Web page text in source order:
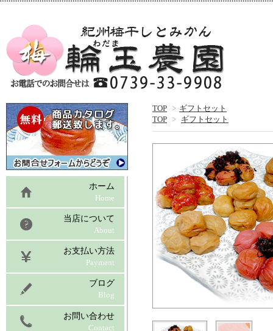
TOP > ギフトセット
TOP > ギフトセット
ホーム
Home
当店について
About
お支払い方法
Payment
ブログ
Blog
お問い合わせ
Contact